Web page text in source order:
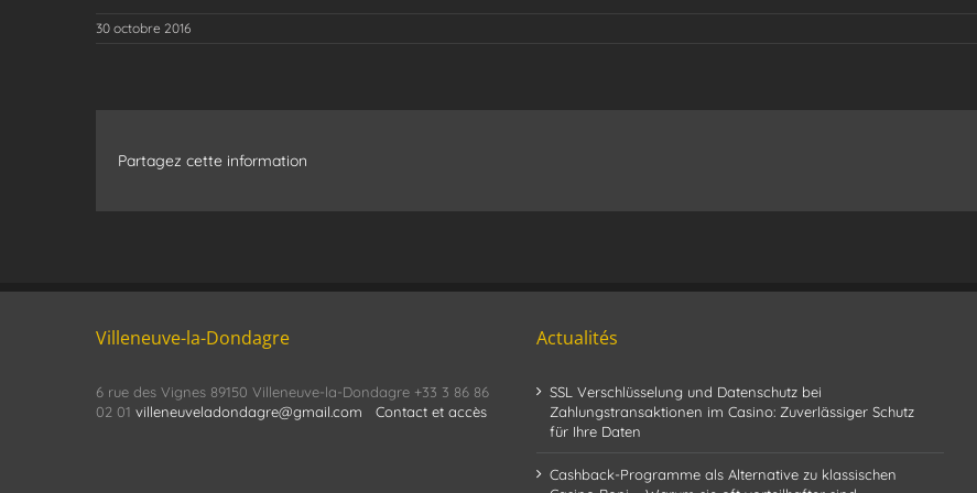
30 octobre 2016
Partagez cette information
Villeneuve-la-Dondagre
6 rue des Vignes 89150 Villeneuve-la-Dondagre +33 3 86 86
02 01 villeneuveladondagre@gmail.com Contact et accès
Actualités
SSL Verschlüsselung und Datenschutz bei
Zahlungstransaktionen im Casino: Zuverlässiger Schutz
für Ihre Daten
Cashback-Programme als Alternative zu klassischen